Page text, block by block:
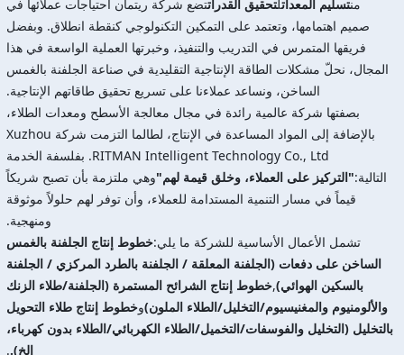
منتسليم المعداتلتحقيق القدراتتضع شركة ريتمان احتياجات عملائها في
صميم اهتمامها، وتعتمد على التمكين التكنولوجي كنقطة انطلاق. وبفضل
فريقها المتمرس في التدريب والتنفيذ، وخبرتها العملية الواسعة في هذا
المجال، نحلّ مشكلات الطاقة الإنتاجية التقليدية في صناعة الجلفنة بالغمس
الساخن، ونساعد عملاءنا على تسريع تحقيق طاقاتهم الإنتاجية.
بصفتها شركة عالمية رائدة في مجال معالجة الأسطح ومعدات الطلاء،
بالإضافة إلى المواد المساعدة في الإنتاج، لطالما التزمت شركة Xuzhou
RITMAN Intelligent Technology Co., Ltd. بفلسفة الخدمة
التالية:"التركيز على العملاء، وخلق قيمة لهم"وهي ملتزمة بأن تصبح شريكاً
قيماً في مسار التنمية المستدامة للعملاء، وأن توفر لهم حلولاً موثوقة
ومنهجية.
تشمل الأعمال الأساسية للشركة ما يلي:خطوط إنتاج الجلفنة بالغمس
الساخن على دفعات (الجلفنة المعلقة / الجلفنة بالطرد المركزي / الجلفنة
بالسكين الهوائي),خطوط إنتاج الشرائح المستمرة (الجلفنة/طلاء الزنك
والألومنيوم والمغنيسيوم/التخليل/الطلاء الملون)وخطوط إنتاج طلاء التحويل
بالتخليل (التخليل والفوسفات/التخميل/الطلاء الكهربائي/الطلاء بدون كهرباء،
إلخ)..